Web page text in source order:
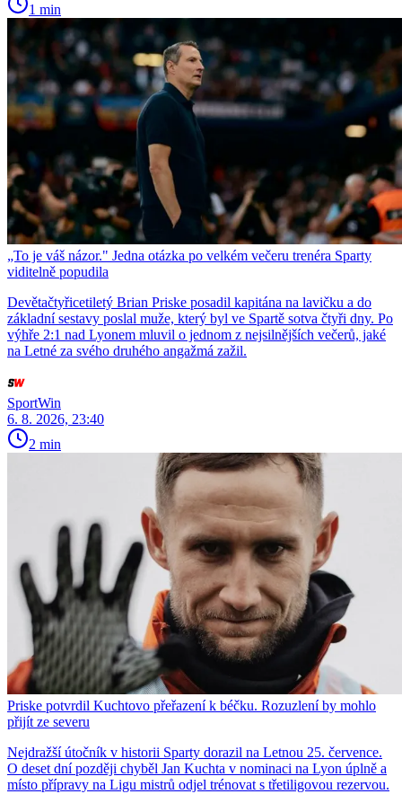
1 min
„To je váš názor." Jedna otázka po velkém večeru trenéra Sparty
viditelně popudila
Devětačtyřicetiletý Brian Priske posadil kapitána na lavičku a do
základní sestavy poslal muže, který byl ve Spartě sotva čtyři dny. Po
výhře 2:1 nad Lyonem mluvil o jednom z nejsilnějších večerů, jaké
na Letné za svého druhého angažmá zažil.
SportWin
6. 8. 2026, 23:40
2 min
Priske potvrdil Kuchtovo přeřazení k béčku. Rozuzlení by mohlo
přijít ze severu
Nejdražší útočník v historii Sparty dorazil na Letnou 25. července.
O deset dní později chyběl Jan Kuchta v nominaci na Lyon úplně a
místo přípravy na Ligu mistrů odjel trénovat s třetiligovou rezervou.